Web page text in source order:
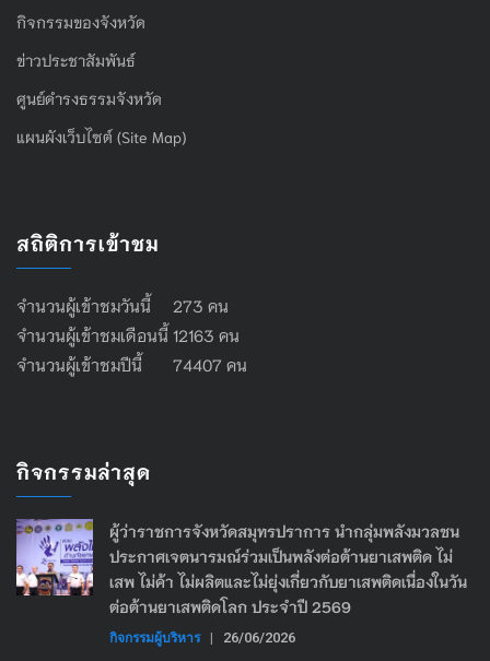
กิจกรรมของจังหวัด
ข่าวประชาสัมพันธ์
ศูนย์ดำรงธรรมจังหวัด
แผนผังเว็บไซต์ (Site Map)
สถิติการเข้าชม
จำนวนผู้เข้าชมวันนี้ 273 คน
จำนวนผู้เข้าชมเดือนนี้ 12163 คน
จำนวนผู้เข้าชมปีนี้ 74407 คน
กิจกรรมล่าสุด
ผู้ว่าราชการจังหวัดสมุทรปราการ นำกลุ่มพลังมวลชน
ประกาศเจตนารมณ์ร่วมเป็นพลังต่อต้านยาเสพติด ไม่
เสพ ไม่ค้า ไม่ผลิตและไม่ยุ่งเกี่ยวกับยาเสพติดเนื่องในวัน
ต่อต้านยาเสพติดโลก ประจำปี 2569
กิจกรรมผู้บริหาร | 26/06/2026